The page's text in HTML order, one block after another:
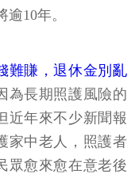
10年。
難賺，退休金別亂
為長期照護風險的
近年來不少新聞報
家中老人，照護者
眾愈來愈在意老後